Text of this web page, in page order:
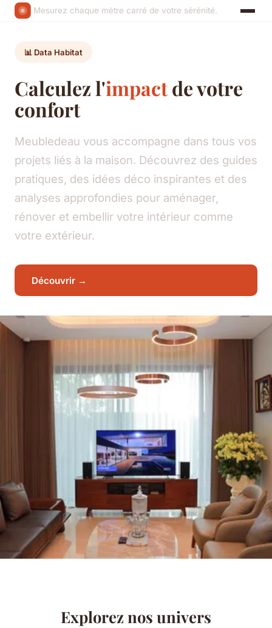
Mesurez chaque mètre carré de votre sérénité.
📊 Data Habitat
Calculez l'impactde votre
confort
Meubledeau vous accompagne dans tous vos
projets liés à la maison. Découvrez des guides
pratiques, des idées déco inspirantes et des
analyses approfondies pour aménager,
rénover et embellir votre intérieur comme
votre extérieur.
Découvrir →
Explorez nos univers